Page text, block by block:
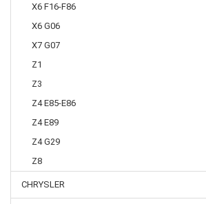
X6 F16-F86
X6 G06
X7 G07
Z1
Z3
Z4 E85-E86
Z4 E89
Z4 G29
Z8
CHRYSLER